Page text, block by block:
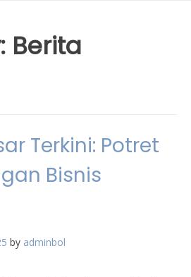
Berita
Terkini: Potret
Bisnis
by adminbol